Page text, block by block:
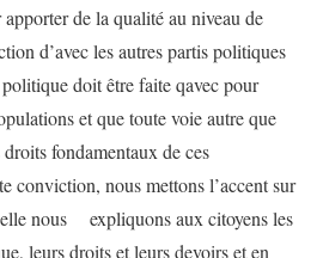
de la qualité au niveau de
d’avec les autres partis politiques
doit être faite qavec pour
et que toute voie autre que
fondamentaux de ces
conviction, nous mettons l’accent sur
nous expliquons aux citoyens les
leurs droits et leurs devoirs et en